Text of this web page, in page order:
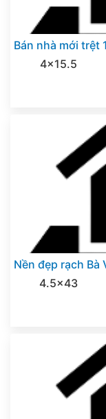
Bán nhà mới trệt
4x15.5
Nền đẹp rạch Bà
4.5x43